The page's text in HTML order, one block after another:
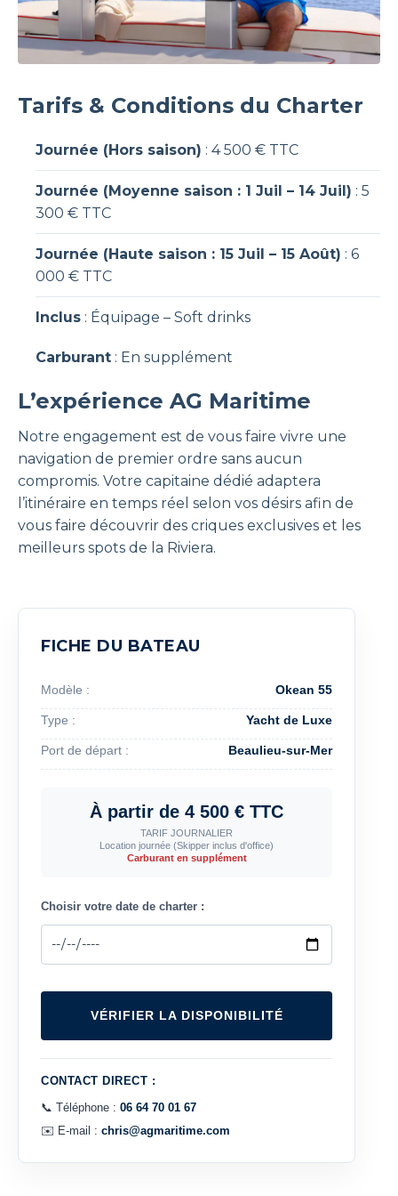
Tarifs & Conditions du Charter
Journée (Hors saison) : 4 500 € TTC
Journée (Moyenne saison : 1 Juil – 14 Juil) : 5
300 € TTC
Journée (Haute saison : 15 Juil – 15 Août) : 6
000 € TTC
Inclus : Équipage – Soft drinks
Carburant : En supplément
L’expérience AG Maritime
Notre engagement est de vous faire vivre une
navigation de premier ordre sans aucun
compromis. Votre capitaine dédié adaptera
l’itinéraire en temps réel selon vos désirs afin de
vous faire découvrir des criques exclusives et les
meilleurs spots de la Riviera.
FICHE DU BATEAU
Modèle : Okean 55
Type : Yacht de Luxe
Port de départ : Beaulieu-sur-Mer
À partir de 4 500 € TTC
TARIF JOURNALIER
Location journée (Skipper inclus d'office)
Carburant en supplément
Choisir votre date de charter :
VÉRIFIER LA DISPONIBILITÉ
CONTACT DIRECT :
📞 Téléphone : 06 64 70 01 67
✉️ E-mail : chris@agmaritime.com